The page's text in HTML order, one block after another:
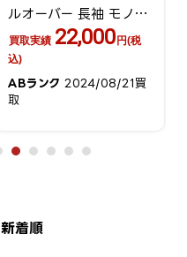
ルオーバー 長袖 モノグ
ラム 総柄
買取実績 22,000円(税
込)
ABランク 2024/08/21買
取
新着順